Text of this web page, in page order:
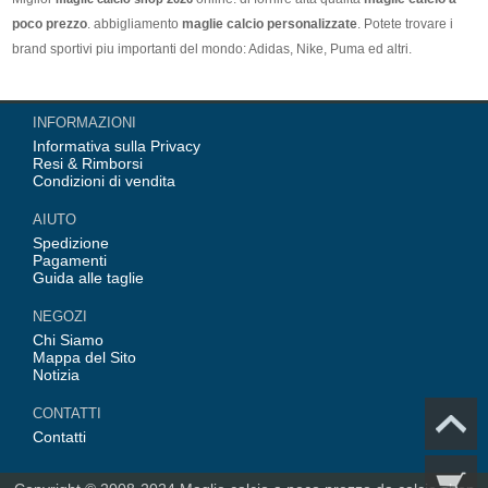
poco prezzo. abbigliamento maglie calcio personalizzate. Potete trovare i
brand sportivi piu importanti del mondo: Adidas, Nike, Puma ed altri.
Nel nostro negozio trovi le calcio maglie italia Top Coppa Mondo 2026 Team(
Italia, Germania, Spagna, Argentina, Francia, Portogallo etc) piu importanti
delle squadre italiane (Juventus, AC Milan, Inter Milan, etc). Top europee
Team(Barcellona, Real Madrid, Bayern Monaco, Manchester United, Leicester
INFORMAZIONI
Informativa sulla Privacy
Resi & Rimborsi
Condizioni di vendita
AIUTO
Spedizione
Pagamenti
Guida alle taglie
NEGOZI
Chi Siamo
Mappa del Sito
Notizia
CONTATTI
Contatti